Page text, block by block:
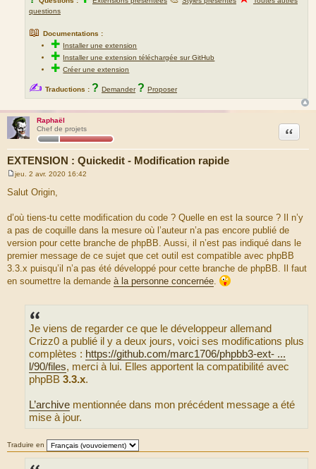
questions
📖 Documentations :
✚ Installer une extension
✚ Installer une extension téléchargée sur GitHub
✚Créer une extension
✍ Traductions : ? Demander ? Proposer
Raphaël
Chef de projets
EXTENSION : Quickedit - Modification rapide
Citation
M
e
s
g
e
jeu. 2 avr. 2020 16:42
Salut Origin,
d’où tiens-tu cette modification du code ? Quelle en est la source ? Il n’y
a pas de coquille dans la mesure où l’auteur n’a pas encore publié de
version pour cette branche de phpBB. Aussi, il n’est pas indiqué dans le
premier message de ce sujet que cet outil est compatible avec phpBB
3.3.x puisqu’il n’a pas été développé pour cette branche de phpBB. Il faut
en soumettre la demande à la personne concernée.
Je viens de regarder ce que le développeur allemand
Crizz0 a publié il y a deux jours, voici ses modifications plus
complètes : https://github.com/marc1706/phpbb3-ext- ...
l/90/files, merci à lui. Elles apportent la compatibilité avec
phpBB 3.3.x.
L’archive mentionnée dans mon précédent message a été
mise à jour.
Traduire en